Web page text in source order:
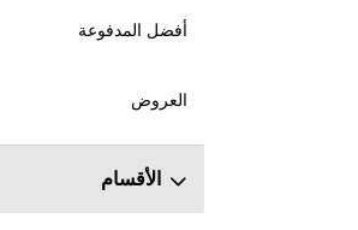
أفضل المدفوعة
العروض
الأقسام